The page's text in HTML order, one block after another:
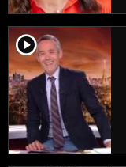
player2